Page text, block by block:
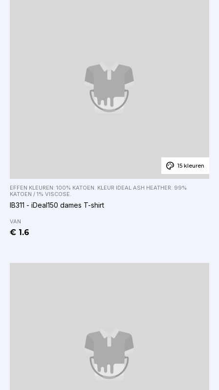
15 kleuren
EFFEN KLEUREN: 100% KATOEN. KLEUR IDEAL ASH HEATHER: 99%
KATOEN / 1% VISCOSE.
IB311 - iDeal150 dames T-shirt
VAN
€ 1.6